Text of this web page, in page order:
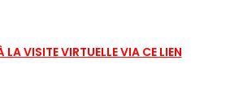
LA VISITE VIRTUELLE VIA CE LIEN